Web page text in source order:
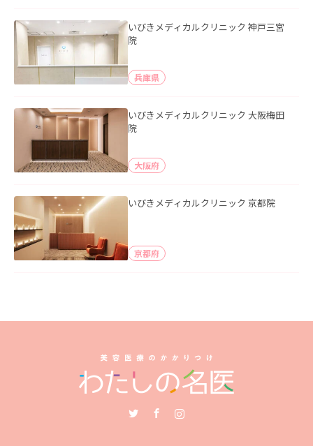
いびきメディカルクリニック 神戸三宮
院
兵庫県
いびきメディカルクリニック 大阪梅田
院
大阪府
いびきメディカルクリニック 京都院
京都府